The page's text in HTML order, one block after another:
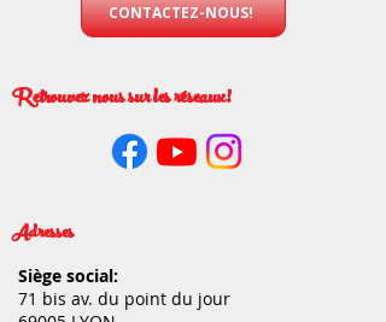
CONTACTEZ-NOUS!
Retrouvez nous sur les réseaux!
Adresses
Siège social:
71 bis av. du point du jour